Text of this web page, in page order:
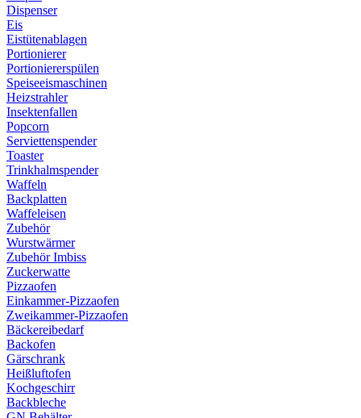
Dispenser
Eis
Eistütenablagen
Portionierer
Portioniererspülen
Speiseeismaschinen
Heizstrahler
Insektenfallen
Popcorn
Serviettenspender
Toaster
Trinkhalmspender
Waffeln
Backplatten
Waffeleisen
Zubehör
Wurstwärmer
Zubehör Imbiss
Zuckerwatte
Pizzaofen
Einkammer-Pizzaofen
Zweikammer-Pizzaofen
Bäckereibedarf
Backofen
Gärschrank
Heißluftofen
Kochgeschirr
Backbleche